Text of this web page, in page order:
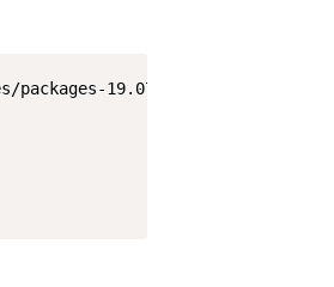
19.07/aarch64_cortex-